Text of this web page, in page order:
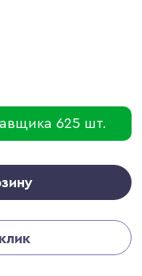
625 шт.